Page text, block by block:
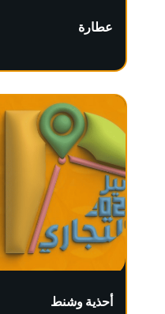
عطارة
أحذية وشنط